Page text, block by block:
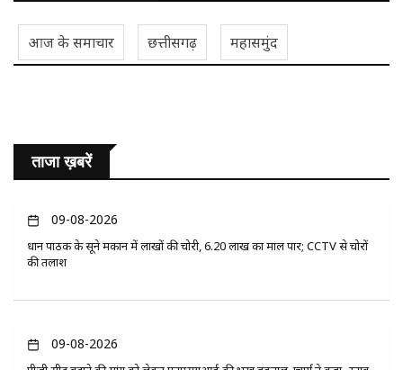
आज के समाचार छत्तीसगढ़ महासमुंद
ताजा ख़बरें
09-08-2026
प्रधान पाठक के सूने मकान में लाखों की चोरी, 6.20 लाख का माल पार; CCTV से चोरों
की तलाश
09-08-2026